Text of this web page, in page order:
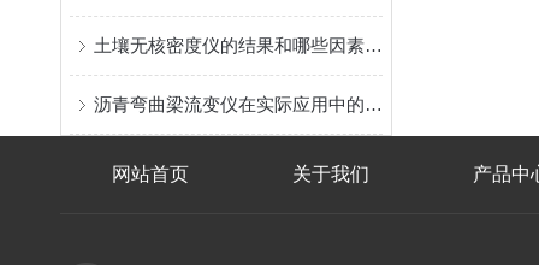
土壤无核密度仪的结果和哪些因素有关
沥青弯曲梁流变仪在实际应用中的优势
网站首页 关于我们 产品中